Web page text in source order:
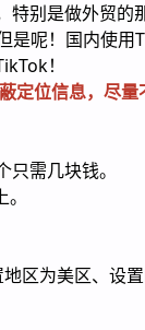
特别是做外贸的
是呢！国内使用
！
定位信息，尽
需几块钱。
区为美区、设置